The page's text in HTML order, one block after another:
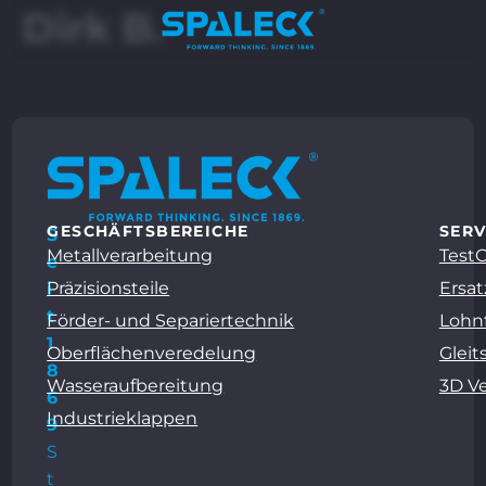
Dirk B.
S
e
i
t
1
8
6
9
S
t
GESCHÄFTSBEREICHE
Metallverarbeitung
Präzisionsteile
Förder- und Separiertechnik
Oberflächenveredelung
Wasseraufbereitung
Industrieklappen
3D